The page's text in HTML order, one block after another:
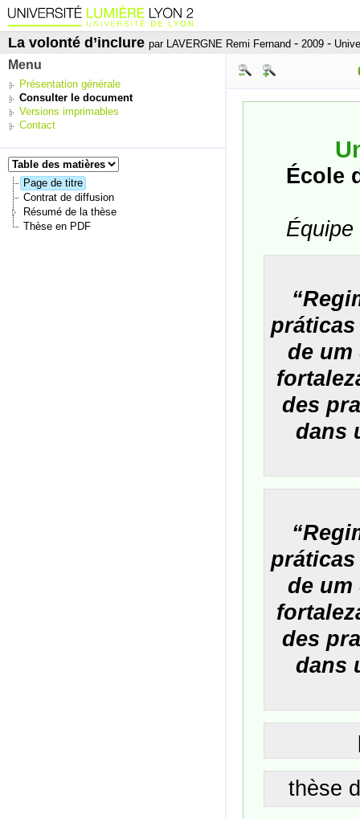
La volonté d’inclure par LAVERGNE Remi Fernand - 2009 -
Menu
Présentation générale
Consulter le document
Versions imprimables
Contact
Page de titre
Contrat de diffusion
Résumé de la thèse
Thèse en PDF
École
de
des
dans
de
des
dans
thèse